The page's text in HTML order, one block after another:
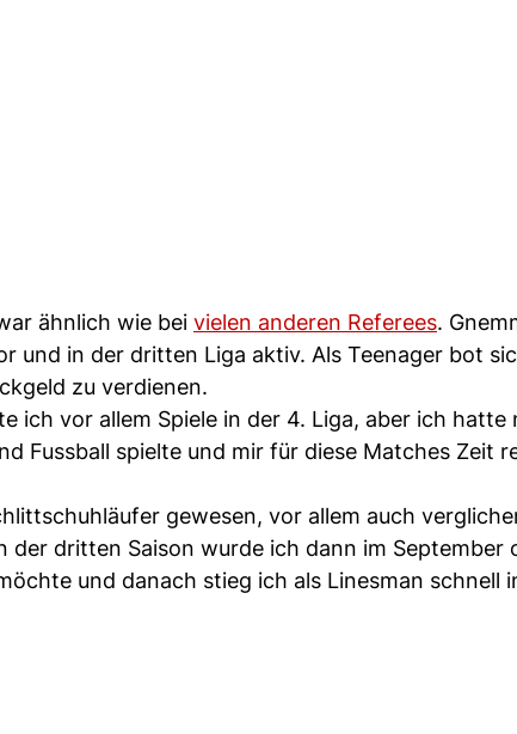
ähnlich wie bei vielen anderen Referees.
und in der dritten Liga aktiv. Als Teenager bot
zu verdienen.
ich vor allem Spiele in der 4. Liga, aber ich hatte
Fussball spielte und mir für diese Matches Zeit
gewesen, vor allem auch
der dritten Saison wurde ich dann im
und danach stieg ich als Linesman schnell